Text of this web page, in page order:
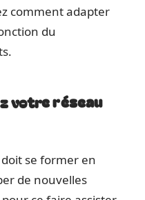
comment adapter
du
votre réseau
se former en
de nouvelles